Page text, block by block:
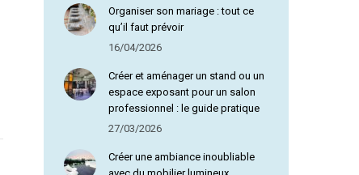
Organiser son mariage : tout ce
qu’il faut prévoir
16/04/2026
Créer et aménager un stand ou un
espace exposant pour un salon
professionnel : le guide pratique
27/03/2026
Créer une ambiance inoubliable